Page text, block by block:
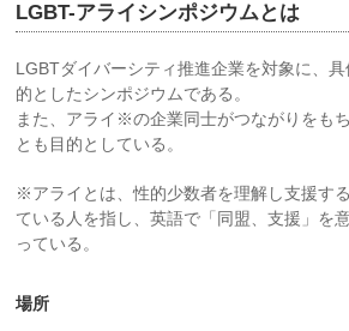
LGBT-アライシンポジウムとは
LGBTダイバーシティ推進企業を対象に、
的としたシンポジウムである。
また、アライ※の企業同士がつながりをも
とも目的としている。
※アライとは、性的少数者を理解し支援す
ている人を指し、英語で「同盟、支援」を
っている。
場所